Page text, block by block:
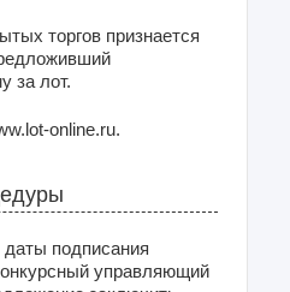
торгов признается
за лот.
online.ru.
подписания
управляющий